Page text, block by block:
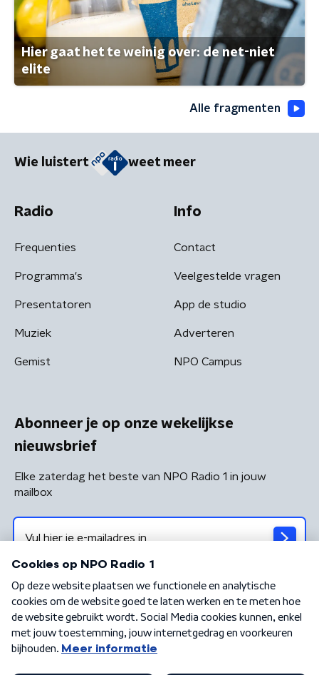
Hier gaat het te weinig over: de net-niet
elite
Alle fragmenten
Wie luistert weet meer
Radio
Frequenties
Programma's
Presentatoren
Muziek
Gemist
Info
Contact
Veelgestelde vragen
App de studio
Adverteren
NPO Campus
Abonneer je op onze wekelijkse
nieuwsbrief
Elke zaterdag het beste van NPO Radio 1 in jouw
mailbox
Algemene voorwaarden Privacybeleid